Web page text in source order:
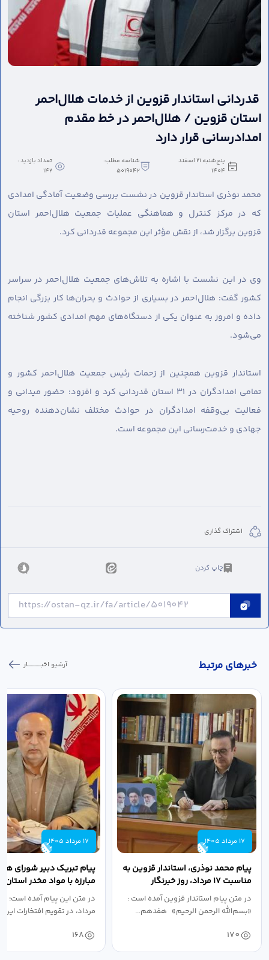
قدردانی استاندار قزوین از خدمات هلال‌احمر
استان قزوین / هلال‌احمر در خط مقدم
امدادرسانی قرار دارد
پنج‌شنبه 21 اسفند
1404
شناسه مطلب:
5019042
تعداد بازدید :
142
محمد نوذری استاندار قزوین در نشست بررسی وضعیت آمادگی امدادی
که در مرکز کنترل و هماهنگی عملیات جمعیت هلال‌احمر استان
قزوین برگزار شد، از نقش مؤثر این مجموعه قدردانی کرد.
وی در این نشست با اشاره به تلاش‌های جمعیت هلال‌احمر در سراسر
کشور گفت: هلال‌احمر در بسیاری از حوادث و بحران‌ها کار بزرگی انجام
داده و امروز به عنوان یکی از دستگاه‌های مهم امدادی کشور شناخته
می‌شود.
استاندار قزوین همچنین از زحمات رئیس جمعیت هلال‌احمر کشور و
تمامی امدادگران در ۳۱ استان قدردانی کرد و افزود: حضور میدانی و
فعالیت بی‌وقفه امدادگران در حوادث مختلف نشان‌دهنده روحیه
جهادی و خدمت‌رسانی این مجموعه است.
اشتراک گذاری
چاپ کردن
خبر‌های مرتبط آرشیو اخبـــــــــــار
17 مرداد 1405
پیام محمد نوذری، استاندار قزوین به
مناسبت ۱۷ مرداد، روز خبرنگار
در متن پیام استاندار قزوین آمده است :
«بسم‌الله الرحمن الرحیم» هفدهم...
170
17 مرداد 1405
پیام تبریک دبیر شورای
مبارزه با مواد مخدر استان
مناسبت روز خبرنگار...
در متن این پیام آمده
مرداد، در تقویم افتخارات
168